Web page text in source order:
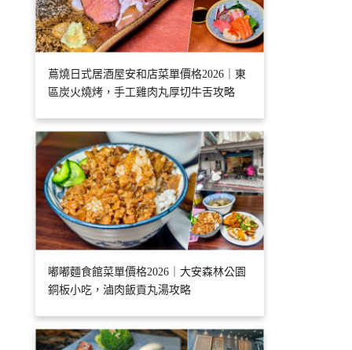
蔦燒日式居酒屋安和店菜單價格2026｜東
區炭火燒烤，手工雞肉丸厚切牛舌攻略
嘟嘟麵食館菜單價格2026｜大安森林公園
銅板小吃，滷肉飯貢丸湯攻略